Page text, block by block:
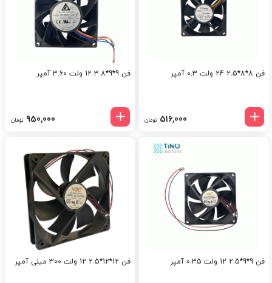
فن 8*8*2.5 24 ولت 0.3 آمپر
516,000 تومان
فن 9*9*3.8 12 ولت 3.60 آمپر
950,000 تومان
فن 9*9*2.5 12 ولت 0.35 آمپر فن 12*12*2.5 12 ولت 300 میلی آمپر